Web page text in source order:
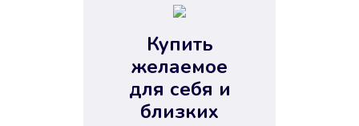
Купить
желаемое
для себя и
близких